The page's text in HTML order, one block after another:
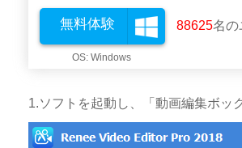
無料体験 88625名の
1.ソフトを起動し、「動画編集ボッ